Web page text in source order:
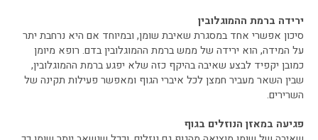
ירידה ברמת ההמוגלובין
סיכון אפשרי אחד במסגרת שאיבת שומן, ובמיוחד אם היא נרחבת יתר
על המידה, הוא ירידה של ממש ברמת ההמוגלובין בדם. רופא מיומן
כמובן יקפיד לבצע שאיבה בהיקף כזה שלא יפגע ברמת ההמוגלובין,
שבין השאר מעביר חמצן לכל איברי הגוף ומאפשר פעילות תקינה של
השרירים.
פגיעה במאזן הנוזלים בגוף